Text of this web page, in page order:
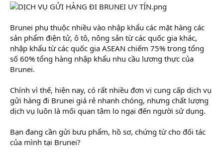
Brunei phụ thuộc nhiều vào nhập khẩu các mặt hàng các
sản phẩm điện tử, ô tô, nông sản từ các quốc gia khác,
nhập khẩu từ các quốc gia ASEAN chiếm 75% trong tổng
số 60% tổng hàng nhập khẩu nhu cầu lương thực của
Brunei.
Chính vì thế, hiện nay, có rất nhiều đơn vị cung cấp dịch vụ
gửi hàng đi Brunei giá rẻ nhanh chóng, nhưng chất lượng
dịch vụ luôn là mối quan tâm lo ngại đến người sử dụng.
Bạn đang cần gửi bưu phẩm, hồ sơ, chứng từ cho đối tác
của mình tại Brunei?